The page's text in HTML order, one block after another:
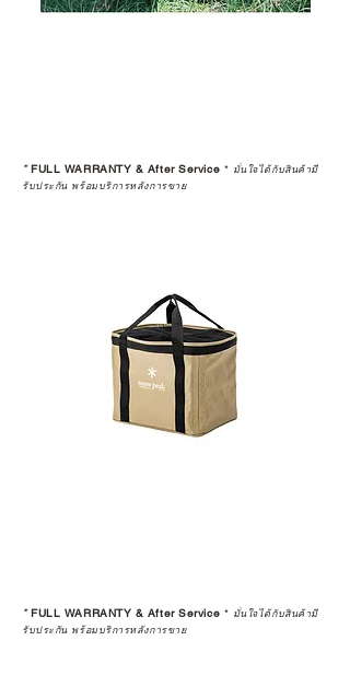
*FULL WARRANTY & After Service * มั่นใจได้กับสินค้ามี
รับประกัน พร้อมบริการหลังการขาย
*FULL WARRANTY & After Service * มั่นใจได้กับสินค้ามี
รับประกัน พร้อมบริการหลังการขาย